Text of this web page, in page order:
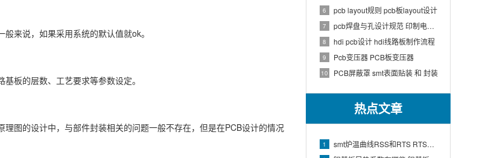
6 pcb layout规则 pcb板layout设计
7 pcb焊盘与孔设计规范 印制电路板上焊盘的大小及引线的孔径如何确定
8 hdi pcb设计 hdi线路板制作流程
9 Pcb变压器 PCB板变压器
10 PCB屏蔽罩 smt表面贴装 和 封装
热点文章
1 smt炉温曲线RSS和RTS RTS炉温曲线
来说，如果采用系统的默认值就ok。
板的层数、工艺要求等参数设定。
图的设计中，与部件封装相关的问题一般不存在，但是在PCB设计的情况